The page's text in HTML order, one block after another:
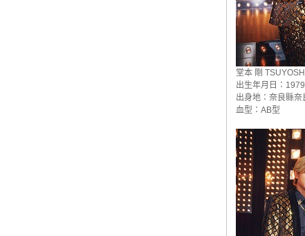
堂本 剛
出生年月日：
出身地：奈良縣奈
血型：AB型